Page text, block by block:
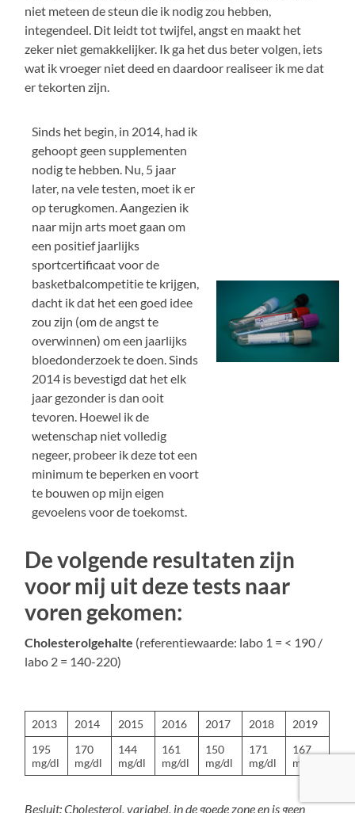
niet meteen de steun die ik nodig zou hebben,
integendeel. Dit leidt tot twijfel, angst en maakt het
zeker niet gemakkelijker. Ik ga het dus beter volgen, iets
wat ik vroeger niet deed en daardoor realiseer ik me dat
er tekorten zijn.
Sinds het begin, in 2014, had ik
gehoopt geen supplementen
nodig te hebben. Nu, 5 jaar
later, na vele testen, moet ik er
op terugkomen. Aangezien ik
naar mijn arts moet gaan om
een positief jaarlijks
sportcertificaat voor de
basketbalcompetitie te krijgen,
dacht ik dat het een goed idee
zou zijn (om de angst te
overwinnen) om een jaarlijks
bloedonderzoek te doen. Sinds
2014 is bevestigd dat het elk
jaar gezonder is dan ooit
tevoren. Hoewel ik de
wetenschap niet volledig
negeer, probeer ik deze tot een
minimum te beperken en voort
te bouwen op mijn eigen
gevoelens voor de toekomst.
De volgende resultaten zijn
voor mij uit deze tests naar
voren gekomen:
Cholesterolgehalte (referentiewaarde: labo 1 = < 190 /
labo 2 = 140-220)
2013 2014 2015 2016 2017 2018
2019
195
mg/dl
170
mg/dl
144
mg/dl
161
mg/dl
150
mg/dl
171
mg/dl
167
mg/dl
Besluit: Cholesterol, variabel, in de goede zone en is geen